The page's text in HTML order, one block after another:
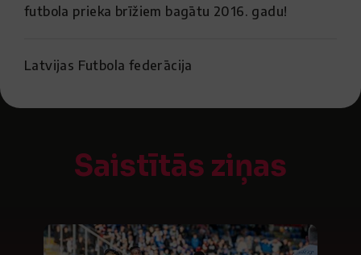
futbola prieka brīžiem bagātu 2016. gadu!
Latvijas Futbola federācija
Saistītās ziņas